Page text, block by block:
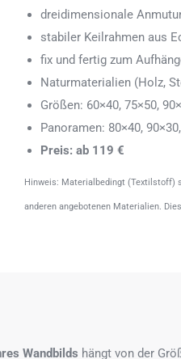
dreidimensionale
stabiler Keilrahmen aus
fix und fertig zum
Naturmaterialien (Holz,
Größen: 60×40, 75×50,
Panoramen: 80×40,
Preis: ab 119 €
Hinweis: Materialbedingt (Textilstoff)
anderen angebotenen Materialien.
Wandbilds hängt von der